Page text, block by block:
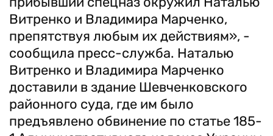
Витренко и Владимира Марченко,
препятствуя любым их действиям», -
сообщила пресс-служба. Наталью
Витренко и Владимира Марченко
доставили в здание Шевченковского
районного суда, где им было
предъявлено обвинение по статье 185-